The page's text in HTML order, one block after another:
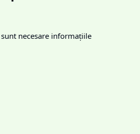
necesare informațiile